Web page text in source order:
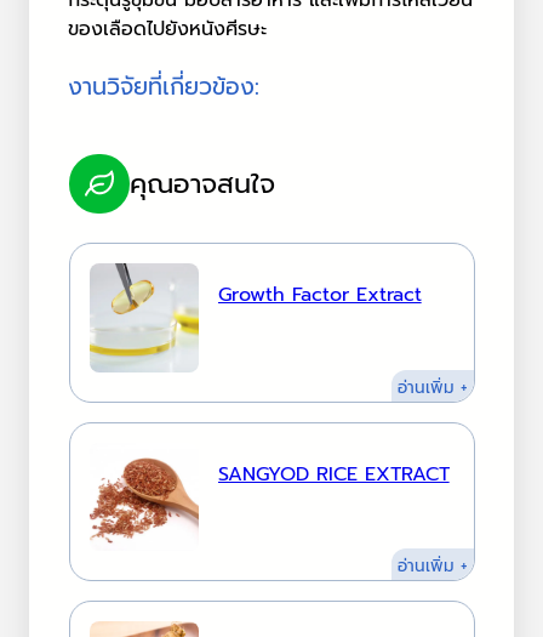
ของเลือดไปยังหนังศีรษะ
งานวิจัยที่เกี่ยวข้อง:
คุณอาจสนใจ
อ่านเพิ่ม +
Factor
Growth Factor Extract
อ่านเพิ่ม +:
RICE
SANGYOD RICE EXTRACT